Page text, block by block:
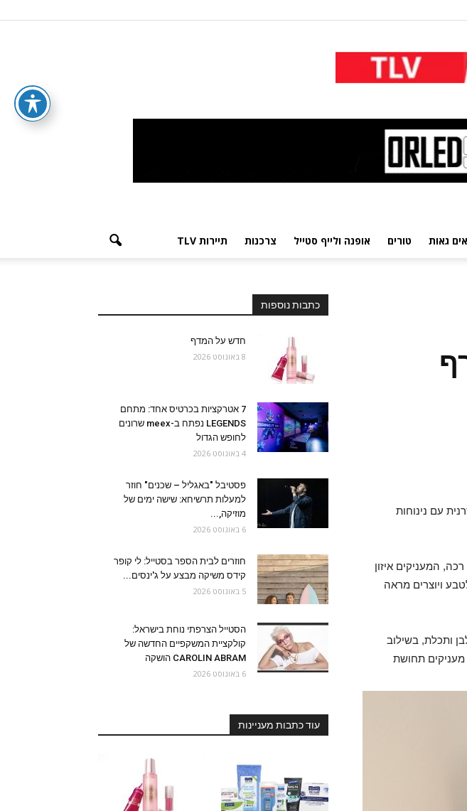
גאות טורים אופנה ולייף סטייל צרכנות תיירות TLV
מודרנית עם נינוחות
המעניקים איזון
ויוצרים מראה
ותכלת, בשילוב
מעניקים תחושת
כתבות נוספות
חדש על המדף
8 באוגוסט 2026
7 אטרקציות בכרטיס אחד: מתחם
LEGENDS נפתח ב-meex שרונים
לחופש הגדול
4 באוגוסט 2026
פסטיבל "באגליל – שכנים" חוזר
למעלות תרשיחא: שישה ימים של
מוזיקה,...
6 באוגוסט 2026
חוזרים לבית הספר בסטייל: לי קופר
קידס משיקה מבצע על ג'ינסים...
5 באוגוסט 2026
הסטייל הצרפתי נוחת בישראל:
קולקציית המשקפיים החדשה של
CAROLIN ABRAM הושקה
6 באוגוסט 2026
עוד כתבות מעניינות